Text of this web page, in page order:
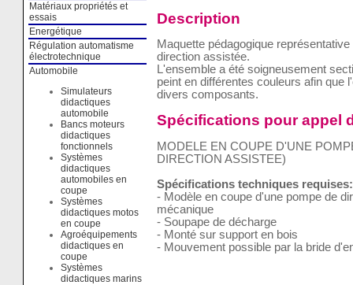
Matériaux propriétés et
essais
Energétique
Régulation automatisme
électrotechnique
Automobile
Simulateurs
didactiques
automobile
Bancs moteurs
didactiques
fonctionnels
Systèmes
didactiques
automobiles en
coupe
Systèmes
didactiques motos
en coupe
Agroéquipements
didactiques en
coupe
Systèmes
didactiques marins
Description
Maquette pédagogique
direction assistée.
L'ensemble a été soigneusement
peint en différentes couleurs afin que
divers composants.
Spécifications pour appel
MODELE EN COUPE D'UNE
DIRECTION ASSISTEE)
Spécifications techniques requises:
- Modèle en coupe d'une pompe de
mécanique
- Soupape de décharge
- Monté sur support en bois
- Mouvement possible par la bride